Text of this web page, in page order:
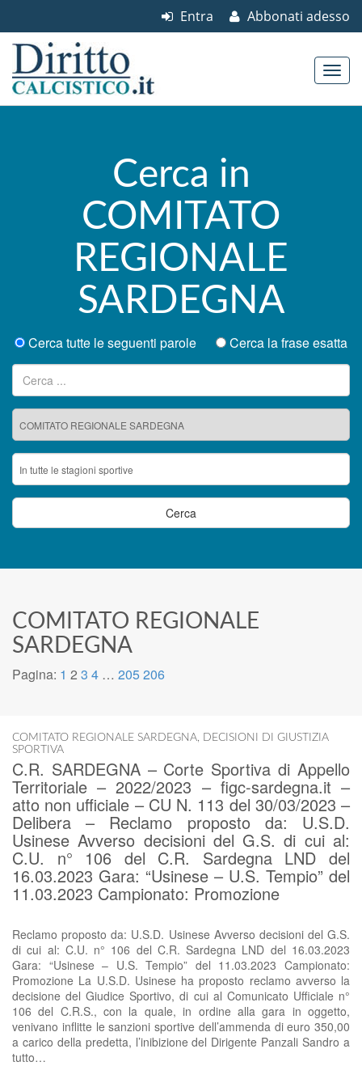
Abbonati adesso
Entra
Cerca in
COMITATO
REGIONALE
SARDEGNA
Cerca tutte le seguenti parole
Cerca la frase esatta
Ricerca per:
COMITATO REGIONALE
SARDEGNA
Pagina: 1 2 3 4 … 205206
COMITATO REGIONALE SARDEGNA, DECISIONI DI GIUSTIZIA
SPORTIVA
C.R. SARDEGNA – Corte Sportiva di Appello
Territoriale – 2022/2023 – figc-sardegna.it –
atto non ufficiale – CU N. 113 del 30/03/2023 –
Delibera – Reclamo proposto da: U.S.D.
Usinese Avverso decisioni del G.S. di cui al:
C.U. n° 106 del C.R. Sardegna LND del
16.03.2023 Gara: “Usinese – U.S. Tempio” del
11.03.2023 Campionato: Promozione
Reclamo proposto da: U.S.D. Usinese Avverso decisioni del G.S.
di cui al: C.U. n° 106 del C.R. Sardegna LND del 16.03.2023
Gara: “Usinese – U.S. Tempio” del 11.03.2023 Campionato:
Promozione La U.S.D. Usinese ha proposto reclamo avverso la
decisione del Giudice Sportivo, di cui al Comunicato Ufficiale n°
106 del C.R.S., con la quale, in ordine alla gara in oggetto,
venivano inflitte le sanzioni sportive dell’ammenda di euro 350,00
a carico della predetta, l’inibizione del Dirigente Panzali Sandro a
tutto…